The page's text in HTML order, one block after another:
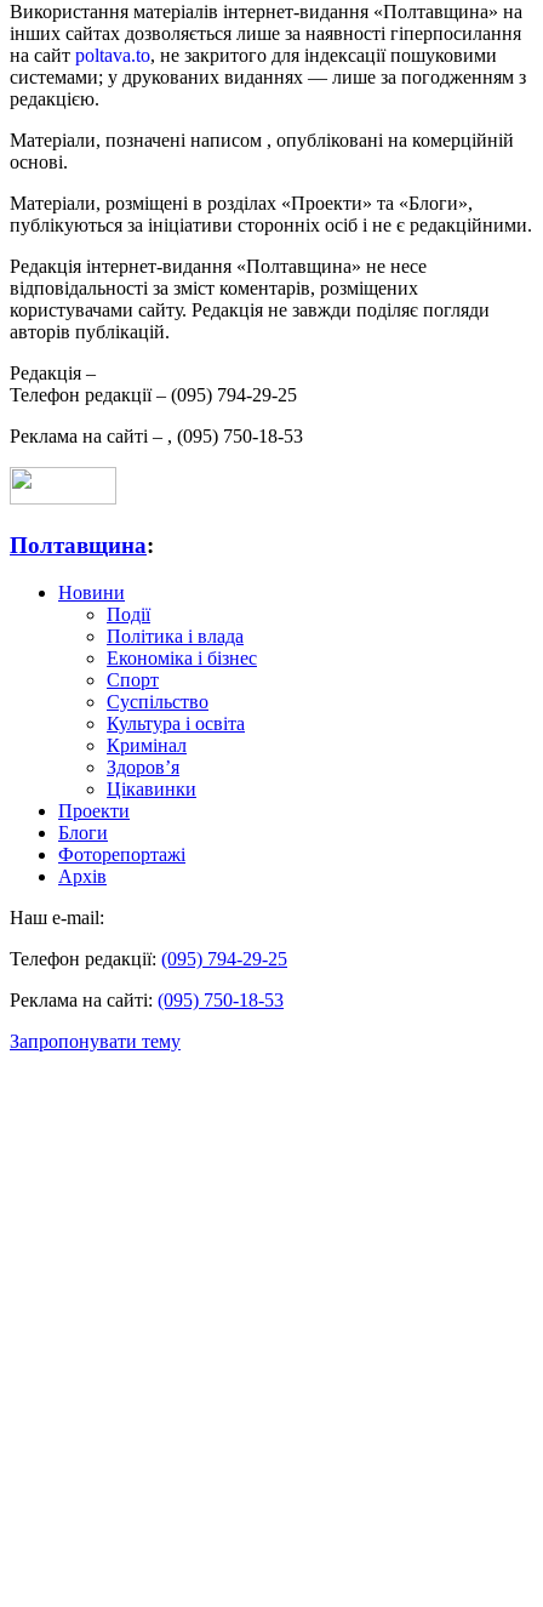
Використання матеріалів інтернет-видання «Полтавщина» на
інших сайтах дозволяється лише за наявності гіперпосилання
на сайт poltava.to, не закритого для індексації пошуковими
системами; у друкованих виданнях — лише за погодженням з
редакцією.
Матеріали, позначені написом , опубліковані на комерційній
основі.
Матеріали, розміщені в розділах «Проекти» та «Блоги»,
публікуються за ініціативи сторонніх осіб і не є редакційними.
Редакція інтернет-видання «Полтавщина» не несе
відповідальності за зміст коментарів, розміщених
користувачами сайту. Редакція не завжди поділяє погляди
авторів публікацій.
Редакція –
Телефон редакції – (095) 794-29-25
Реклама на сайті – , (095) 750-18-53
Полтавщина:
Новини
Події
Політика і влада
Економіка і бізнес
Спорт
Суспільство
Культура і освіта
Кримінал
Здоров’я
Цікавинки
Проекти
Блоги
Фоторепортажі
Архів
Наш e-mail:
Телефон редакції: (095) 794-29-25
Реклама на сайті: (095) 750-18-53
Запропонувати тему